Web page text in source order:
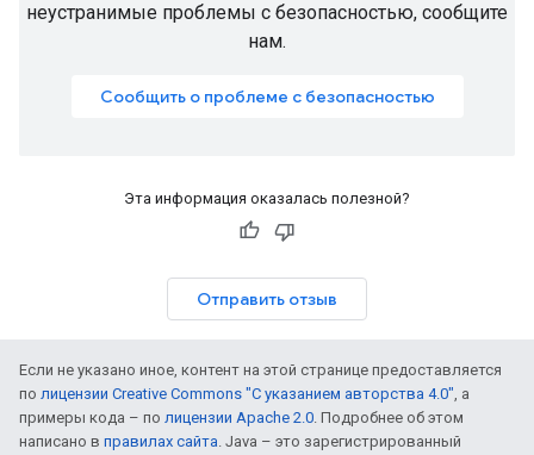
неустранимые проблемы с безопасностью, сообщите
нам.
Сообщить о проблеме с безопасностью
Эта информация оказалась полезной?
Отправить отзыв
Если не указано иное, контент на этой странице предоставляется
по лицензии Creative Commons "С указанием авторства 4.0", а
примеры кода – по лицензии Apache 2.0. Подробнее об этом
написано в правилах сайта. Java – это зарегистрированный